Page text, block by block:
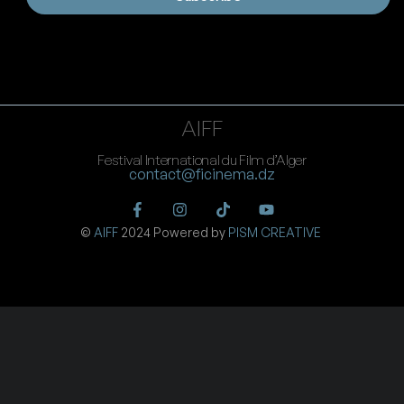
AIFF
Festival International du Film d’Alger
contact@ficinema.dz
© AIFF 2024 Powered by PISM CREATIVE